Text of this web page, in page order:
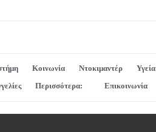
Κοινωνία Ντοκιμαντέρ Υγεία
Περισσότερα: Επικοινωνία